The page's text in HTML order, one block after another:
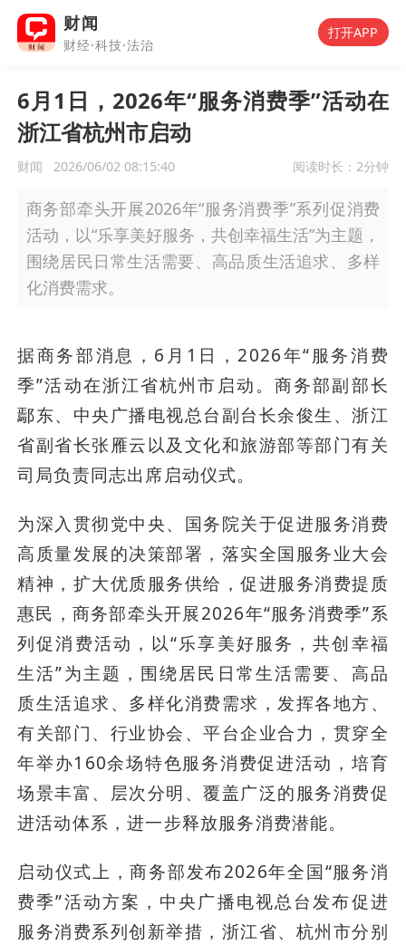
财闻
财经·科技·法治
打开APP
6月1日，2026年“服务消费季”活动在
浙江省杭州市启动
财闻 2026/06/02 08:15:40 阅读时长： 2分钟
商务部牵头开展2026年“服务消费季”系列促消费
活动，以“乐享美好服务，共创幸福生活”为主题，
围绕居民日常生活需要、高品质生活追求、多样
化消费需求。
据商务部消息，6月1日，2026年“服务消费
季”活动在浙江省杭州市启动。商务部副部长
鄢东、中央广播电视总台副台长余俊生、浙江
省副省长张雁云以及文化和旅游部等部门有关
司局负责同志出席启动仪式。
为深入贯彻党中央、国务院关于促进服务消费
高质量发展的决策部署，落实全国服务业大会
精神，扩大优质服务供给，促进服务消费提质
惠民，商务部牵头开展2026年“服务消费季”系
列促消费活动，以“乐享美好服务，共创幸福
生活”为主题，围绕居民日常生活需要、高品
质生活追求、多样化消费需求，发挥各地方、
有关部门、行业协会、平台企业合力，贯穿全
年举办160余场特色服务消费促进活动，培育
场景丰富、层次分明、覆盖广泛的服务消费促
进活动体系，进一步释放服务消费潜能。
启动仪式上，商务部发布2026年全国“服务消
费季”活动方案，中央广播电视总台发布促进
服务消费系列创新举措，浙江省、杭州市分别